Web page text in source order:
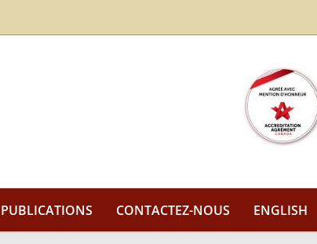
PUBLICATIONS CONTACTEZ-NOUS ENGLISH